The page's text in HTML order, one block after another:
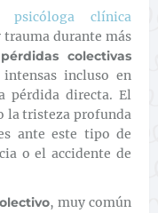
psicóloga clínica
trauma durante más
pérdidas colectivas
intensas incluso en
pérdida directa. El
la tristeza profunda
ante este tipo de
o el accidente de
, muy común